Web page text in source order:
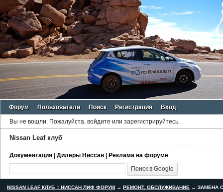
Форум Пользователи Поиск Регистрация Вход
Вы не вошли. Пожалуйста, войдите или зарегистрируйтесь.
Nissan Leaf клуб
Документация | Дилеры Ниссан | Реклама на форуме
NISSAN LEAF КЛУБ :: НИССАН ЛИФ ФОРУМ → РЕМОНТ, ОБСЛУЖИВАНИЕ →ЗАМЕНА